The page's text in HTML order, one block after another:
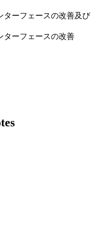
ターフェースの改善及び
ターフェースの改善